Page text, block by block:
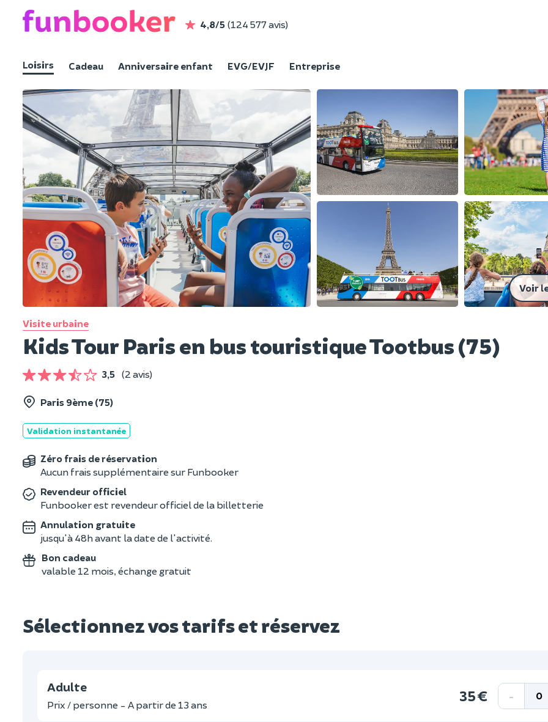
4,8/5 (124 577 avis)
Loisirs Cadeau Anniversaire enfant EVG/EVJF Entreprise
Voir
Visite urbaine
Kids Tour Paris en bus touristique Tootbus (75)
3,5 (2 avis)
Paris 9ème (75)
Validation instantanée
Zéro frais de réservation
Aucun frais supplémentaire sur Funbooker
Revendeur officiel
Funbooker est revendeur officiel de la billetterie
Annulation gratuite
jusqu'à 48h avant la date de l'activité.
Bon cadeau
valable 12 mois, échange gratuit
Sélectionnez vos tarifs et réservez
Adulte
Prix / personne - A partir de 13 ans
35 € -